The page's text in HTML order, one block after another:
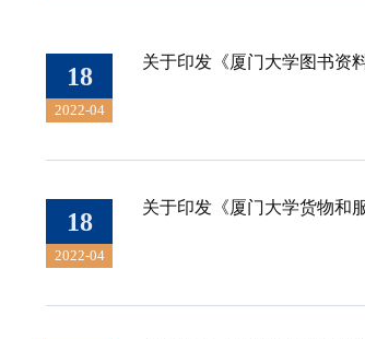
18
2022-04
关于印发《厦门大学图书资
18
2022-04
关于印发《厦门大学货物和